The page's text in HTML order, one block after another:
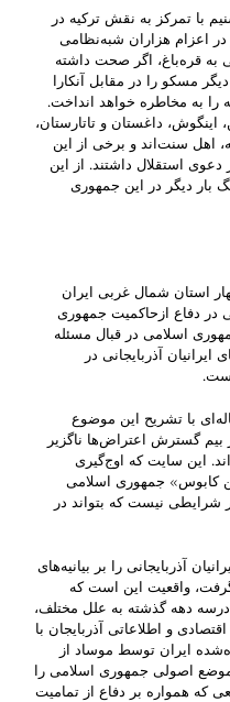
۲۰ مهر، مانند تسنیم با تمرکز به نقش ترکیه در
اعزام هزاران شبه‌نظامی
به قره‌باغ، اگر صحت داشته
مسکو را در مقابل آنکارا
را به مخاطره خواهد انداخت.
داغستان و تاتارستان،
اهل سنت‌اند و برخی از این
استقلال داشتند. از این
بار دیگر در این جمهوری
استان شمال غربی ایران
در دفاع ازحاکمیت جمهوری
اسلامی در قبال مسئله
آذربایجانی در
با تشریح این موضوع
گسترش اعتراض‌ها ناگزیر
این سایت که اوج‌گیری
کابوس» جمهوری اسلامی
شرایطی نیست که بتواند در
آذربایجانی را بر بیانیه‌های
واقعیت این است که
درسه دهه گذشته به علل مختلف،
و اطلاعاتی آذربایجان با
ایران توسط موساد از
اصولی جمهوری اسلامی را
که همواره بر دفاع از تمامیت